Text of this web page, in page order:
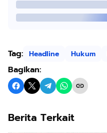
Tag: Headline Hukum
Bagikan:
Berita Terkait